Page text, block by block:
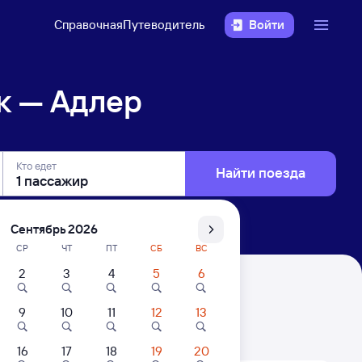
СправочнаяПутеводитель Войти
— Адлер
Кто едет Найти поезда
Цены за 1 пассажира
Сентябрь 2026
СР ЧТ ПТ СБ ВС
2 3 4 5 6
9 10 11 12 13
16 17 18 19 20